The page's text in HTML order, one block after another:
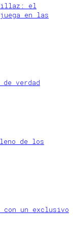
el
en las
verdad
de los
un exclusivo